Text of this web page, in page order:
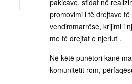
pakicave, sfidat në
promovimi i të drejtave
vendimmarrëse, krijimi i
me të drejtat e njeriut .
Në këtë punëtori kanë
komunitetit rom,